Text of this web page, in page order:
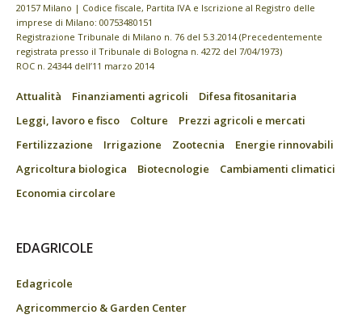
20157 Milano | Codice fiscale, Partita IVA e Iscrizione al Registro delle
imprese di Milano: 00753480151
Registrazione Tribunale di Milano n. 76 del 5.3.2014 (Precedentemente
registrata presso il Tribunale di Bologna n. 4272 del 7/04/1973)
ROC n. 24344 dell’11 marzo 2014
Attualità Finanziamenti agricoli
Difesa fitosanitaria
Leggi, lavoro e fisco
Colture
Prezzi agricoli e mercati
Fertilizzazione
Irrigazione Zootecnia
Energie rinnovabili
Agricoltura biologica
Biotecnologie
Cambiamenti climatici
Economia circolare
EDAGRICOLE
Edagricole
Agricommercio & Garden Center